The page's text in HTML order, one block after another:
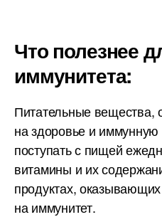
Что полезнее
иммунитета:
Питательные
на здоровье и
поступать с пищей
витамины и их
продуктах,
на иммунитет.